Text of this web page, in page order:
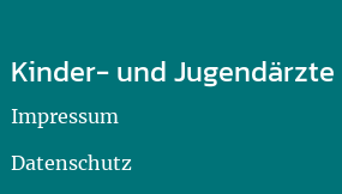
Kinder- und
Impressum
Datenschutz